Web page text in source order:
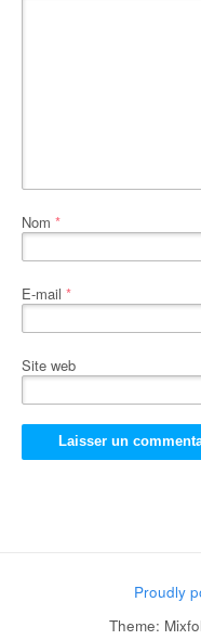
Nom *
E-mail *
Site web
Proudly
Theme: